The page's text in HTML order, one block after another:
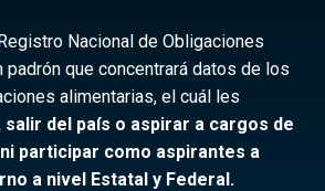
Nacional de Obligaciones
que concentrará datos de los
alimentarias, el cuál les
salir del país o aspirar a cargos de
participar como aspirantes a
a nivel Estatal y Federal.